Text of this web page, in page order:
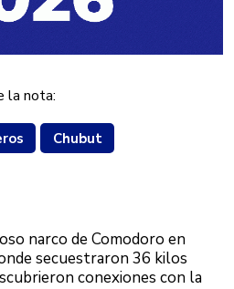
la nota:
Chubut
narco de Comodoro en
secuestraron 36 kilos
conexiones con la